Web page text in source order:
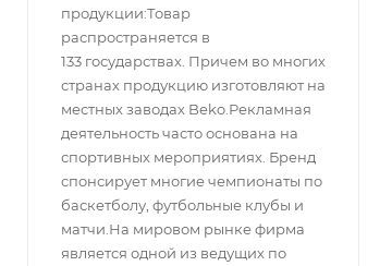
продукции:Товар
распространяется в
133 государствах. Причем во многих
странах продукцию изготовляют на
местных заводах Beko.Рекламная
деятельность часто основана на
спортивных мероприятиях. Бренд
спонсирует многие чемпионаты по
баскетболу, футбольные клубы и
матчи.На мировом рынке фирма
является одной из ведущих по